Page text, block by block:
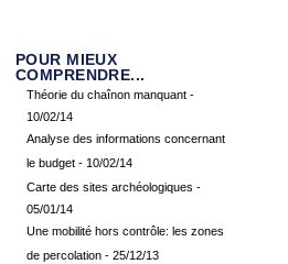
POUR MIEUX
COMPRENDRE...
Théorie du chaînon manquant -
10/02/14
Analyse des informations concernant
le budget - 10/02/14
Carte des sites archéologiques -
05/01/14
Une mobilité hors contrôle: les zones
de percolation - 25/12/13